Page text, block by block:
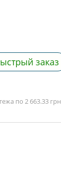
заказ
по 2 663.33 грн